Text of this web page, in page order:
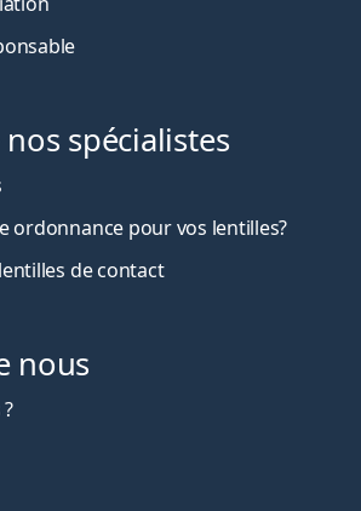
spécialistes
ordonnance pour vos lentilles?
de contact
nous